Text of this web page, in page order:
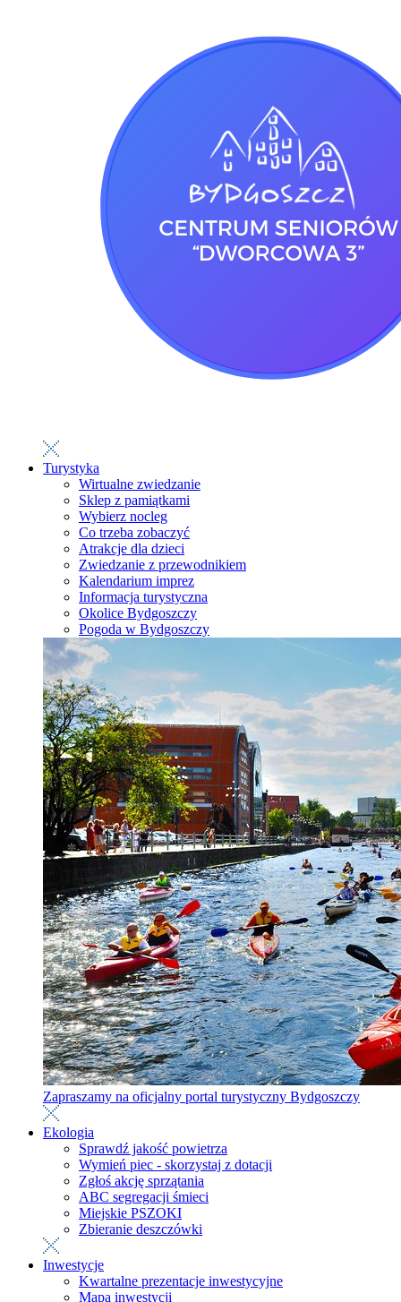
Turystyka
Wirtualne zwiedzanie
Sklep z pamiątkami
Wybierz nocleg
Co trzeba zobaczyć
Atrakcje dla dzieci
Zwiedzanie z przewodnikiem
Kalendarium imprez
Informacja turystyczna
Okolice Bydgoszczy
Pogoda w Bydgoszczy
Zapraszamy na oficjalny portal turystyczny Bydgoszczy
Ekologia
Sprawdź jakość powietrza
Wymień piec - skorzystaj z dotacji
Zgłoś akcję sprzątania
ABC segregacji śmieci
Miejskie PSZOKI
Zbieranie deszczówki
Inwestycje
Kwartalne prezentacje inwestycyjne
Mapa inwestycji